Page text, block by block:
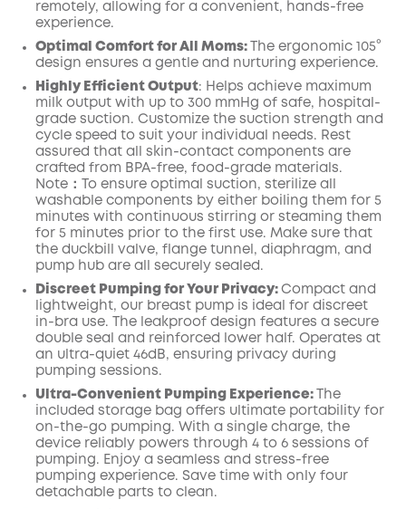
remotely, allowing for a convenient, hands-free
experience.
Optimal Comfort for All Moms:
The ergonomic 105°
design ensures a gentle and nurturing experience.
Highly Efficient Output: Helps achieve maximum
milk output with up to 300 mmHg of safe, hospital-
grade suction. Customize the suction strength and
cycle speed to suit your individual needs. Rest
assured that all skin-contact components are
crafted from BPA-free, food-grade materials.
Note：To ensure optimal suction, sterilize all
washable components by either boiling them for 5
minutes with continuous stirring or steaming them
for 5 minutes prior to the first use. Make sure that
the duckbill valve, flange tunnel, diaphragm, and
pump hub are all securely sealed.
Discreet Pumping for Your Privacy: Compact and
lightweight, our breast pump is ideal for discreet
in-bra use. The leakproof design features a secure
double seal and reinforced lower half. Operates at
an ultra-quiet 46dB, ensuring privacy during
pumping sessions.
Ultra-Convenient Pumping Experience:
The
included storage bag offers ultimate portability for
on-the-go pumping. With a single charge, the
device reliably powers through 4 to 6 sessions of
pumping. Enjoy a seamless and stress-free
pumping experience. Save time with only four
detachable parts to clean.